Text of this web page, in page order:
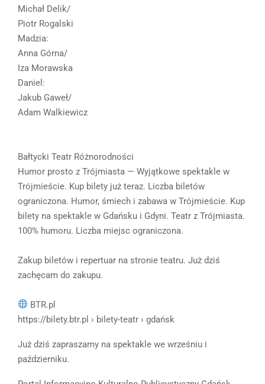
Michał Delik/
Piotr Rogalski
Madzia:
Anna Górna/
Iza Morawska
Daniel:
Jakub Gaweł/
Adam Walkiewicz
Bałtycki Teatr Różnorodności
Humor prosto z Trójmiasta — Wyjątkowe spektakle w
Trójmieście. Kup bilety już teraz. Liczba biletów
ograniczona. Humor, śmiech i zabawa w Trójmieście. Kup
bilety na spektakle w Gdańsku i Gdyni. Teatr z Trójmiasta.
100% humoru. Liczba miejsc ograniczona.
Zakup biletów i repertuar na stronie teatru. Już dziś
zachęcam do zakupu.
BTR.pl
https://bilety.btr.pl › bilety-teatr › gdańsk
Już dziś zapraszamy na spektakle we wrześniu i
październiku.